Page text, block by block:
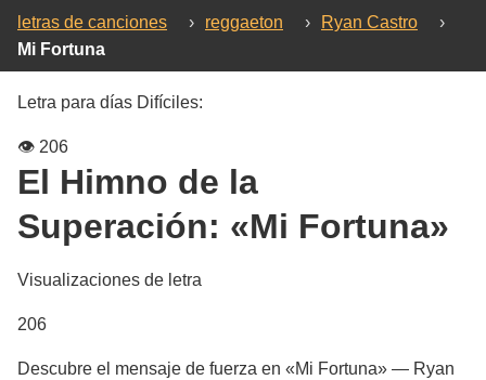
letras de canciones › reggaeton › Ryan Castro
›
Mi Fortuna
Letra para días Difíciles:
👁️ 206
El Himno de la
Superación: «Mi Fortuna»
Visualizaciones de letra
206
Descubre el mensaje de fuerza en «Mi Fortuna» — Ryan